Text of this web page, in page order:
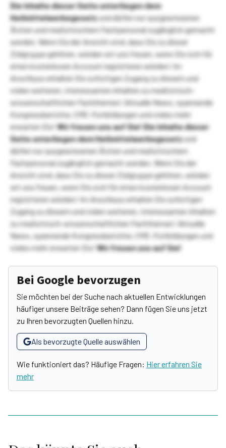
Die Inhalte dieser Seite unterliegen dem
Heilmittelwerbegesetzund dürfen nur ausgewiesenen
Ärzten und medizinischem Fachpersonal zugänglich gemacht
werden. Wenn Sie der Ansicht sind, dass Sie zu dieser
Zielgruppe gehören, würden wir uns freuen, wenn Sie sich für
einen kostenlosen Account registrieren würden! Im
Anschluss erhalten Sie sofortigen Zugang zu diesem und
vielen weiteren, interessanten Inhalten zu medizinisch-
wissenschaftlichen Fachthemen! Aktuelle News, spannende
Kongressberichte, CME-Fortbildungen und vieles mehr
erwarten Sie!Wir freuen uns auf Sie!Die Inhalte dieser
Seite unterliegen dem Heilmittelwerbegesetzund
dürfen nur ausgewiesenen Ärzten und medizinischem
Fachpersonal zugänglich gemacht werden. Wenn Sie der
Ansicht sind, dass Sie zu dieser Zielgruppe gehören, würden
wir uns freuen, wenn Sie sich für einen kostenlosen Account
registrieren würden! Im Anschluss erhalten Sie sofortigen
Zugang zu diesem und vielen weiteren, interessanten Inhalten
zu medizinisch-wissenschaftlichen Fachthemen! Aktuelle
News, spannende Kongressberichte, CME-Fortbildungen und
vieles mehr erwarten Sie!Wir freuen uns auf Sie!
Bei Google bevorzugen
Sie möchten bei der Suche nach aktuellen Entwicklungen
häufiger unsere Beiträge sehen? Dann fügen Sie uns jetzt
zu Ihren bevorzugten Quellen hinzu.
Als bevorzugte Quelle auswählen
Wie funktioniert das? Häufige Fragen: Hier erfahren Sie
mehr